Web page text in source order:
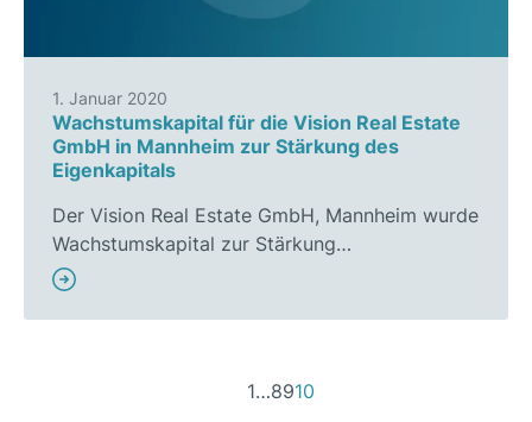
1. Januar 2020
Wachstumskapital für die Vision Real Estate
GmbH in Mannheim zur Stärkung des
Eigenkapitals
Der Vision Real Estate GmbH, Mannheim wurde
Wachstumskapital zur Stärkung…
1…8910